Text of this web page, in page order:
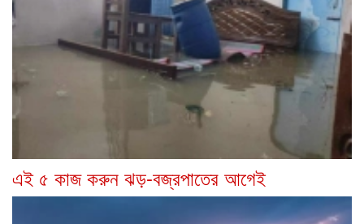
এই ৫ কাজ করুন ঝড়-বজ্রপাতের আগেই